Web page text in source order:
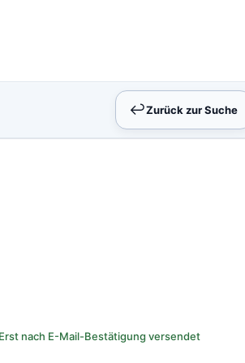
↩︎Zurück zur Suche
Erst nach E-Mail-Bestätigung versendet